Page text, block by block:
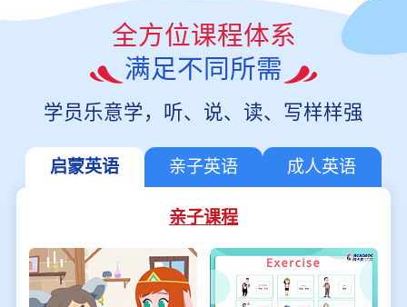
全方位课程体系
满足不同所需
学员乐意学，听、说、读、写样样强
启蒙英语 亲子英语 成人英语
亲子课程